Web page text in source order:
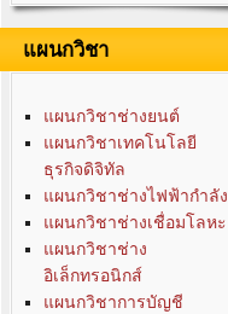
แผนกวิชา
แผนกวิชาช่างยนต์
แผนกวิชาเทคโนโลยี
ธุรกิจดิจิทัล
แผนกวิชาช่างไฟฟ้ากำลัง
แผนกวิชาช่างเชื่อมโลหะ
แผนกวิชาช่าง
อิเล็กทรอนิกส์
แผนกวิชาการบัญชี